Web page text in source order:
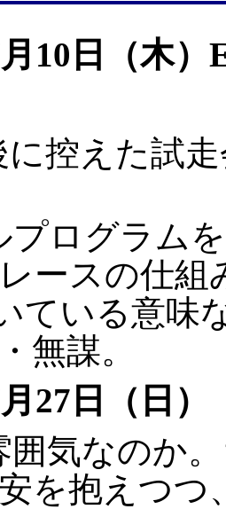
月10日（木
に控えた試
プログラム
ースの仕
ている意味
無謀。
7月27日（
囲気なのか
を抱えつつ